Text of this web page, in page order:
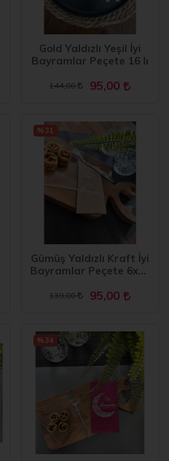
Gold Yaldızlı Yeşil İyi
Bayramlar Peçete 16 lı
144,00 95,00
Gümüş Yaldızlı Kraft İyi
Bayramlar Peçete 6x12
139,00 95,00
%31
%34